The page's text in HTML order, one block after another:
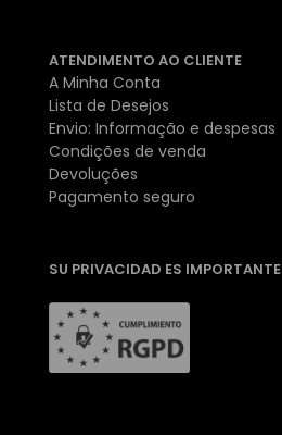
ATENDIMENTO AO CLIENTE
A Minha Conta
Lista de Desejos
Envio: Informação e despesas
Condições de venda
Devoluções
Pagamento seguro
SU PRIVACIDAD ES IMPORTANTE